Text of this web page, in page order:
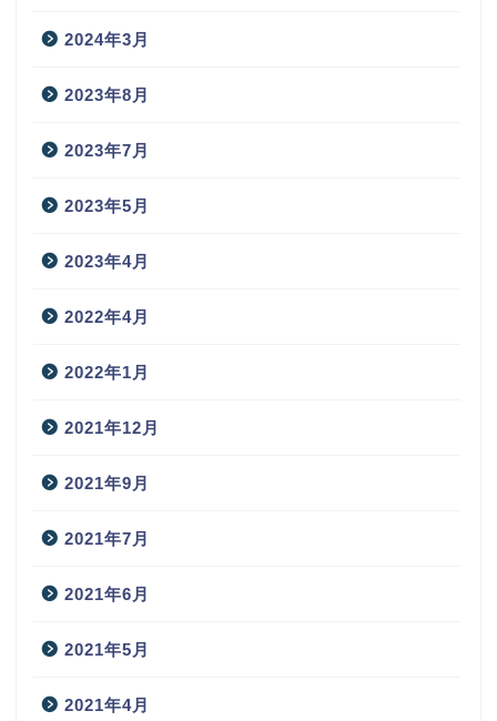
2024年3月
2023年8月
2023年7月
2023年5月
2023年4月
2022年4月
2022年1月
2021年12月
2021年9月
2021年7月
2021年6月
2021年5月
2021年4月